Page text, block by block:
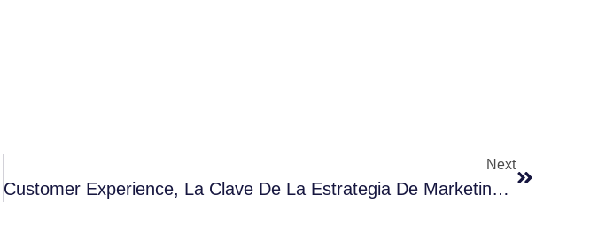
Next
Customer Experience, La Clave De La Estrategia De Marketing Omnicanal